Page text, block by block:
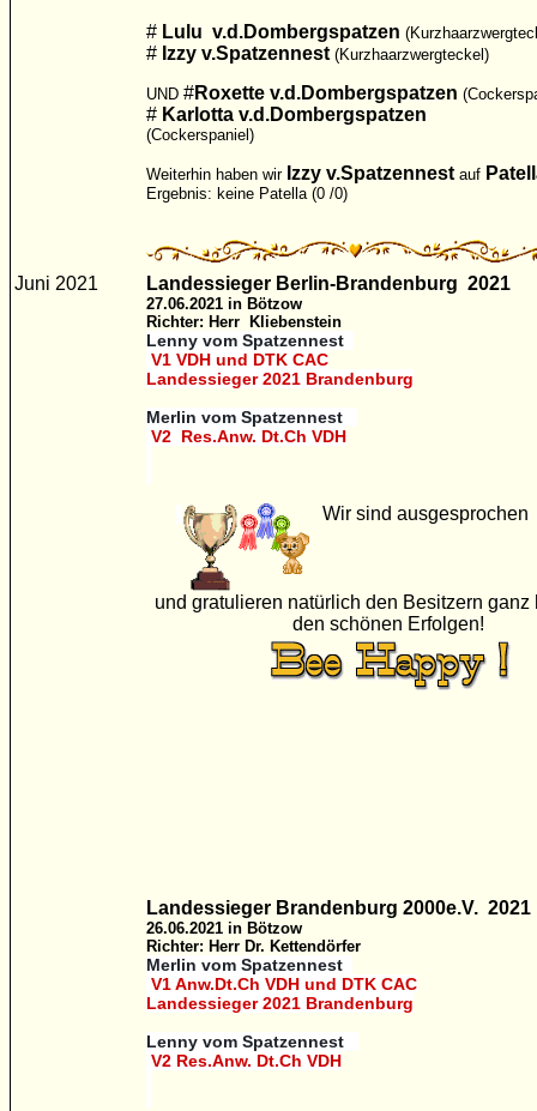
# Lulu v.d.Dombergspatzen
# Izzy v.Spatzennest (Kurzhaarzwergteckel)
UND #Roxette v.d.Dombergspatzen
# Karlotta v.d.Dombergspatzen
(Cockerspaniel)
Weiterhin haben wir Izzy v.Spatzennest auf
Ergebnis: keine Patella (0 /0)
Juni 2021 Landessieger Berlin-Brandenburg 2021
27.06.2021 in Bötzow
Richter: Herr Kliebenstein
Lenny vom Spatzennest
V1 VDH und DTK CAC
Landessieger 2021 Brandenburg
Merlin vom Spatzennest
V2 Res.Anw. Dt.Ch VDH
Wir sind ausgesprochen
und gratulieren natürlich den Besitzern ganz
den schönen Erfolgen!
Landessieger Brandenburg 2000e.V. 2021
26.06.2021 in Bötzow
Richter: Herr Dr. Kettendörfer
Merlin vom Spatzennest
V1 Anw.Dt.Ch VDH und DTK CAC
Landessieger 2021 Brandenburg
Lenny vom Spatzennest
V2 Res.Anw. Dt.Ch VDH